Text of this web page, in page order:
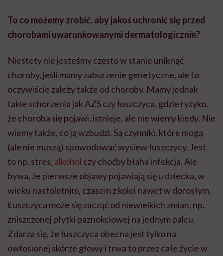
To co możemy zrobić, aby jakoś uchronić się przed
chorobami uwarunkowanymi dermatologicznie?
Niestety nie jesteśmy często w stanie uniknąć
choroby, jeśli mamy zaburzenie genetyczne, ale to
oczywiście zależy także od choroby. Mamy jednak
takie schorzenia jak AZS czy łuszczyca, gdzie ryzyko,
że choroba się pojawi, istnieje, ale nie wiemy kiedy. Nie
wiemy także, co ją wzbudzi. Są czynniki, które mogą
(ale nie muszą) spowodować wysiew łuszczycy. Jest
to np. stres, alkohol czy choćby błaha infekcja. Ale
bywa, że pierwsze objawy pojawiają się u dziecka, w
wieku nastoletnim, czasem z kolei nawet w dorosłym.
Łuszczyca może się zacząć od niewielkich zmian, np.
zniszczonej płytki paznokciowej na jednym palcu.
Zdarza się, że łuszczyca obecna jest tylko na
owłosionej skórze głowy i trwa to przez całe życie w